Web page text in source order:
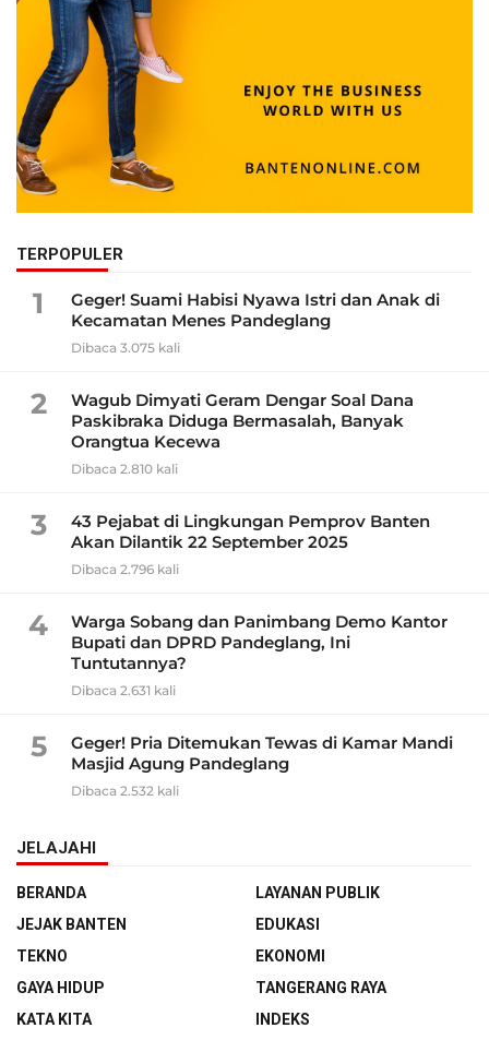
TERPOPULER
1
Geger! Suami Habisi Nyawa Istri dan Anak di
Kecamatan Menes Pandeglang
Dibaca 3.075 kali
2
Wagub Dimyati Geram Dengar Soal Dana
Paskibraka Diduga Bermasalah, Banyak
Orangtua Kecewa
Dibaca 2.810 kali
3
43 Pejabat di Lingkungan Pemprov Banten
Akan Dilantik 22 September 2025
Dibaca 2.796 kali
4
Warga Sobang dan Panimbang Demo Kantor
Bupati dan DPRD Pandeglang, Ini
Tuntutannya?
Dibaca 2.631 kali
5
Geger! Pria Ditemukan Tewas di Kamar Mandi
Masjid Agung Pandeglang
Dibaca 2.532 kali
JELAJAHI
BERANDA
LAYANAN PUBLIK
JEJAK BANTEN
EDUKASI
TEKNO
EKONOMI
GAYA HIDUP
TANGERANG RAYA
KATA KITA
INDEKS